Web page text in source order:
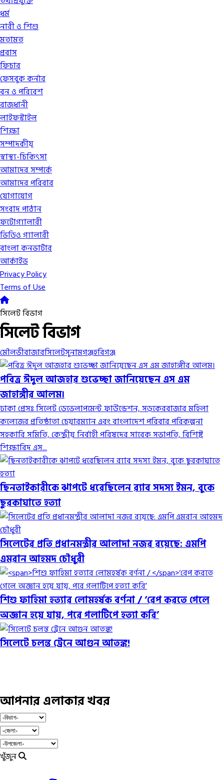
ধর্ম
নারী ও শিশু
মতামত
প্রবাস
ফিচার
ফেসবুক কর্নার
বন ও পরিবেশ
রাজধানী
লাইফস্টাইল
শিক্ষা
সম্পাদকীয়
স্বাস্থ্য-চিকিৎসা
আমাদের সম্পর্কে
আমাদের পরিবার
যোগাযোগ
সংবাদ পাঠান
ফটোগ্যালারী
ভিডিও গ্যালারী
বাংলা কনভার্টার
আর্কাইভ
Privacy Policy
Terms of Use
সিলেট বিভাগ
সিলেট বিভাগ
মৌলভীবাজারসিলেটসুনামগঞ্জহবিগঞ্জ
পবিত্র ঈদুল আজহার শুভেচ্ছা জানিয়েছেন এস এম
জাহাঙ্গীর আলম।
ঢাকা প্রেসঃ সিলেট ডেভেলাপমেন্ট ফাউন্ডেশন, সড়কেরবাজার মহিলা
কলেজের প্রতিষ্ঠাতা চেয়ারম্যান এবং বাংলাদেশ পরিবার পরিকল্পনা
সহকারি সমিতি, কেন্দ্রীয় নির্বাহী পরিষদের সাবেক সভাপতি, বিশিষ্ট
শিক্ষাবিদ এস...
ছিনতাইকারীকে ঝাপটে ধরেছিলেন র‌্যাব সদস্য ইমন, বুকে
ছুরকাঘাতে হত্যা
সিলেটের প্রতি প্রধানমন্ত্রীর আলাদা নজর রয়েছে: এমপি
এমরান আহমদ চৌধুরী
শিশু ফাহিমা হত্যার লোমহর্ষক বর্ণনা /‘রেপ করতে গেলে
অজ্ঞান হয়ে যায়, পরে গলাটিপে হত্যা করি’
সিলেটে চলন্ত ট্রেনে আগুন আতঙ্ক!
আপনার এলাকার খবর
খুঁজুন